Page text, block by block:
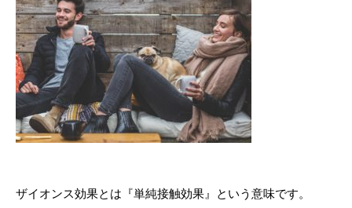
ザイオンス効果とは『単純接触効果』という意味です。